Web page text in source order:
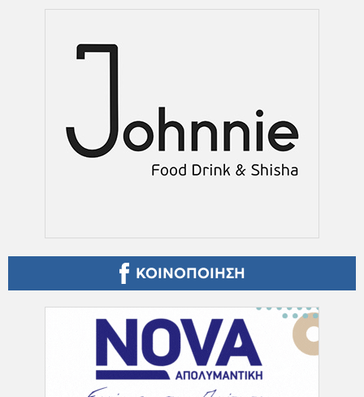
ΚΟΙΝΟΠΟΙΗΣΗ